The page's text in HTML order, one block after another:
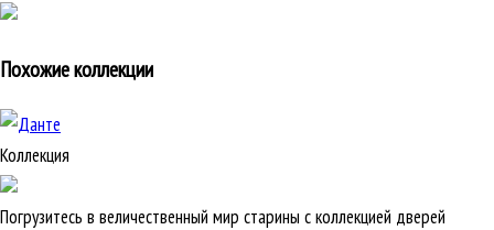
Похожие коллекции
Коллекция
Погрузитесь в величественный мир старины с коллекцией дверей